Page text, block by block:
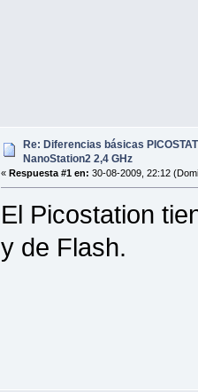
Re: Diferencias básicas
NanoStation2 2,4 GHz
« Respuesta #1 en: 30-08-2009, 22:12
El Picostation
y de Flash.